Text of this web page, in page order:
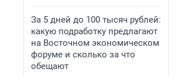
За 5 дней до 100 тысяч рублей:
какую подработку предлагают
на Восточном экономическом
форуме и сколько за что
обещают